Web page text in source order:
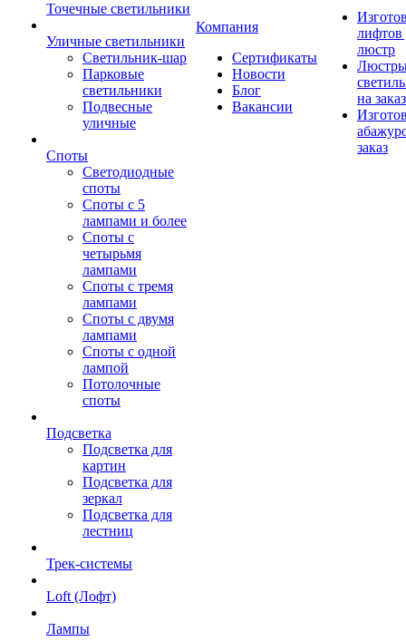
Точечные светильники
Уличные светильники
Светильник-шар
Парковые
светильники
Подвесные
уличные
Споты
Светодиодные
споты
Споты с 5
лампами и более
Споты с
четырьмя
лампами
Споты с тремя
лампами
Споты с двумя
лампами
Споты с одной
лампой
Потолочные
споты
Подсветка
Подсветка для
картин
Подсветка для
зеркал
Подсветка для
лестниц
Трек-системы
Loft (Лофт)
Лампы
Компания
Сертификаты
Новости
Блог
Вакансии
лифтов
люстр
на заказ
заказ